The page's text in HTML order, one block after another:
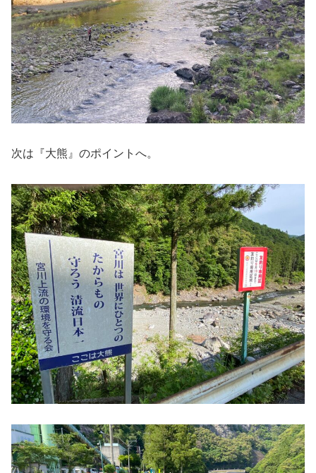
次は『大熊』のポイントへ。